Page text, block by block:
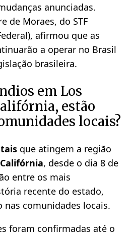
anunciadas.
de Moraes, do STF
afirmou que as
a operar no Brasil
brasileira.
em Los
estão
locais?
que atingem a região
Califórnia, desde o dia 8 de
entre os mais
recente do estado,
nas comunidades locais.
foram confirmadas até o